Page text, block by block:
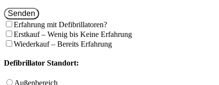
Senden
Erfahrung mit Defibrillatoren?
Erstkauf – Wenig bis Keine Erfahrung
Wiederkauf – Bereits Erfahrung
Defibrillator Standort:
Außenbereich